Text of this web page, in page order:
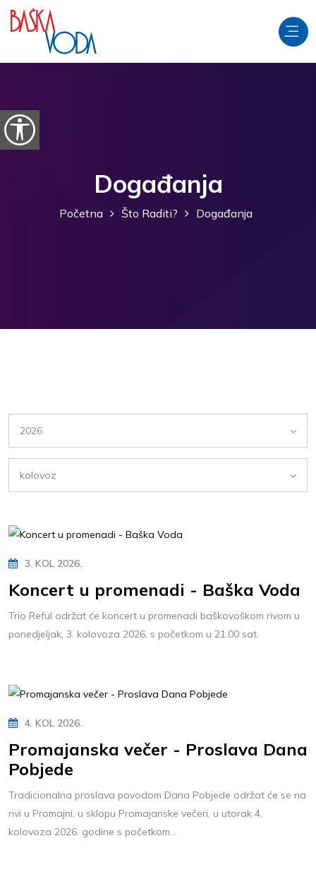
Preskoči na sadržaj
Prikaži postavke pristupačnosti
Događanja
Početna Što Raditi? Događanja
2026
kolovoz
3. KOL 2026.
Koncert u promenadi - Baška Voda
Trio Reful održat će koncert u promenadi baškovoškom rivom u
ponedjeljak, 3. kolovoza 2026. s početkom u 21.00 sat.
4. KOL 2026.
Promajanska večer - Proslava Dana
Pobjede
Tradicionalna proslava povodom Dana Pobjede održat će se na
rivi u Promajni, u sklopu Promajanske večeri, u utorak 4.
kolovoza 2026. godine s početkom...